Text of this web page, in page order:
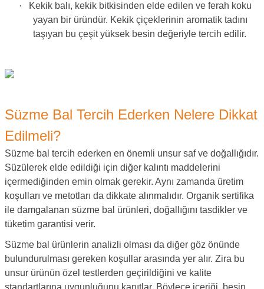
·
Kekik balı, kekik bitkisinden elde edilen ve ferah koku
yayan bir üründür. Kekik çiçeklerinin aromatik tadını
taşıyan bu çeşit yüksek besin değeriyle tercih edilir.
Süzme Bal Tercih Ederken Nelere Dikkat
Edilmeli?
Süzme bal tercih ederken en önemli unsur saf ve doğallığıdır.
Süzülerek elde edildiği için diğer kalıntı maddelerini
içermediğinden emin olmak gerekir. Aynı zamanda üretim
koşulları ve metotları da dikkate alınmalıdır. Organik sertifika
ile damgalanan süzme bal ürünleri, doğallığını tasdikler ve
tüketim garantisi verir.
Süzme bal ürünlerin analizli olması da diğer göz önünde
bulundurulması gereken koşullar arasında yer alır. Zira bu
unsur ürünün özel testlerden geçirildiğini ve kalite
standartlarına uygunluğunu kanıtlar. Böylece içeriği, besin